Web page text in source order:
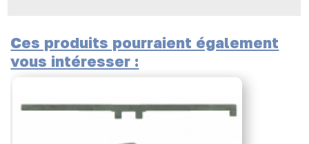
Ces produits pourraient également
vous intéresser :